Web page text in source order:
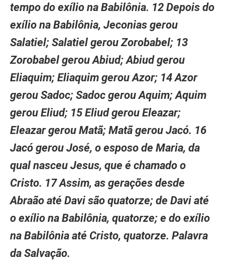
tempo do exílio na Babilônia. 12 Depois do
exílio na Babilônia, Jeconias gerou
Salatiel; Salatiel gerou Zorobabel; 13
Zorobabel gerou Abiud; Abiud gerou
Eliaquim; Eliaquim gerou Azor; 14 Azor
gerou Sadoc; Sadoc gerou Aquim; Aquim
gerou Eliud; 15 Eliud gerou Eleazar;
Eleazar gerou Matã; Matã gerou Jacó. 16
Jacó gerou José, o esposo de Maria, da
qual nasceu Jesus, que é chamado o
Cristo. 17 Assim, as gerações desde
Abraão até Davi são quatorze; de Davi até
o exílio na Babilônia, quatorze; e do exílio
na Babilônia até Cristo, quatorze. Palavra
da Salvação.